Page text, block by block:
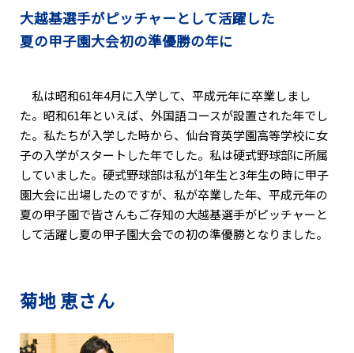
大越基選手がピッチャーとして活躍した
夏の甲子園大会初の準優勝の年に
私は昭和61年4月に入学して、平成元年に卒業しまし
た。昭和61年といえば、外国語コースが設置された年でし
た。私たちが入学した時から、仙台育英学園高等学校に女
子の入学がスタートした年でした。私は硬式野球部に所属
していました。硬式野球部は私が1年生と3年生の時に甲子
園大会に出場したのですが、私が卒業した年、平成元年の
夏の甲子園で皆さんもご存知の大越基選手がピッチャーと
して活躍し夏の甲子園大会での初の準優勝となりました。
菊地 恵さん